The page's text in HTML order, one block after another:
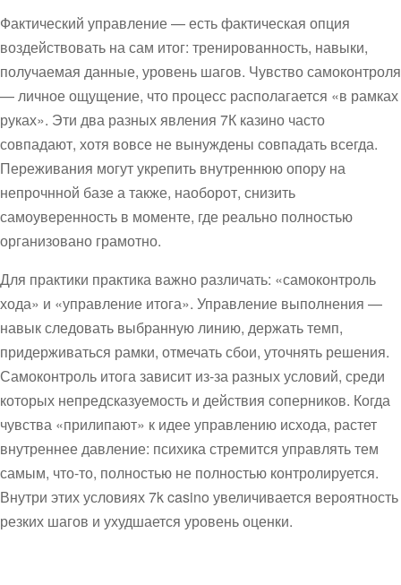
Фактический управление — есть фактическая опция
воздействовать на сам итог: тренированность, навыки,
получаемая данные, уровень шагов. Чувство самоконтроля
— личное ощущение, что процесс располагается «в рамках
руках». Эти два разных явления 7К казино часто
совпадают, хотя вовсе не вынуждены совпадать всегда.
Переживания могут укрепить внутреннюю опору на
непрочнной базе а также, наоборот, снизить
самоуверенность в моменте, где реально полностью
организовано грамотно.
Для практики практика важно различать: «самоконтроль
хода» и «управление итога». Управление выполнения —
навык следовать выбранную линию, держать темп,
придерживаться рамки, отмечать сбои, уточнять решения.
Самоконтроль итога зависит из-за разных условий, среди
которых непредсказуемость и действия соперников. Когда
чувства «прилипают» к идее управлению исхода, растет
внутреннее давление: психика стремится управлять тем
самым, что-то, полностью не полностью контролируется.
Внутри этих условиях 7k casino увеличивается вероятность
резких шагов и ухудшается уровень оценки.